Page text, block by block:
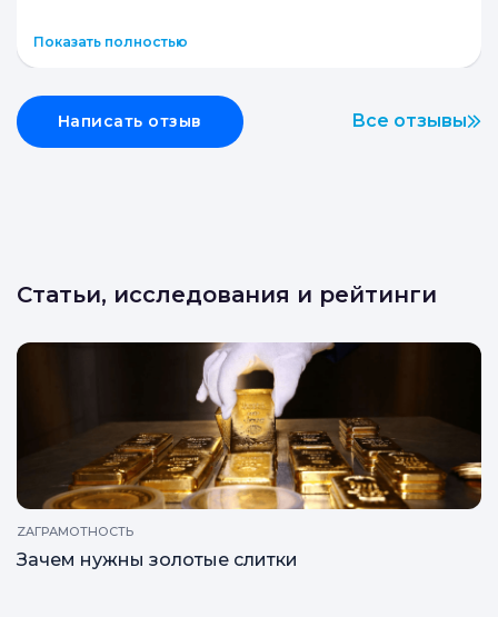
Все отзывы
Показать полностью
Написать отзыв
Статьи, исследования и рейтинги
ZAГРАМОТНОСТЬ
Зачем нужны золотые слитки